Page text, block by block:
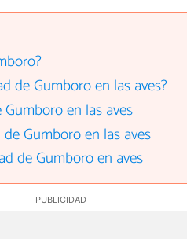
de Gumboro en las aves?
en las aves
Gumboro en las aves
de Gumboro en aves